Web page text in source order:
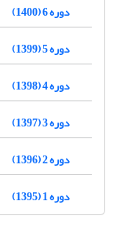
دوره 6 (1400)
دوره 5 (1399)
دوره 4 (1398)
دوره 3 (1397)
دوره 2 (1396)
دوره 1 (1395)